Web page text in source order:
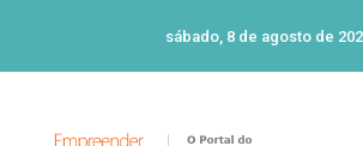
sábado, 8 de agosto de